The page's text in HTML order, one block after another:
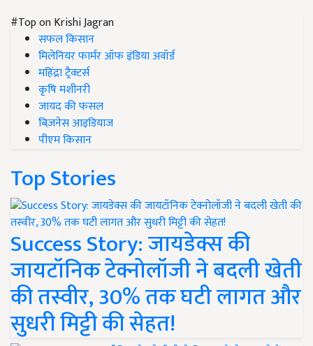
#Top on Krishi Jagran
सफल किसान
मिलेनियर फार्मर ऑफ इंडिया अवॉर्ड
महिंद्रा ट्रैक्टर्स
कृषि मशीनरी
जायद की फसल
बिज़नेस आइडियाज
पीएम किसान
Top Stories
Success Story: जायडेक्स की
जायटॉनिक टेक्नोलॉजी ने बदली खेती
की तस्वीर, 30% तक घटी लागत और
सुधरी मिट्टी की सेहत!